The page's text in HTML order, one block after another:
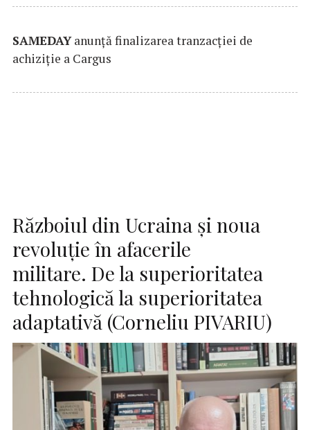
SAMEDAYanunță finalizarea tranzacției de
achiziție a Cargus
Războiul din Ucraina și noua
revoluție în afacerile
militare. De la superioritatea
tehnologică la superioritatea
adaptativă (Corneliu PIVARIU)